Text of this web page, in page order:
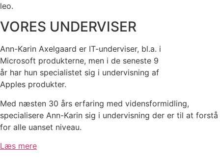
leo.
VORES UNDERVISER
Ann-Karin Axelgaard er IT-underviser, bl.a. i
Microsoft produkterne, men i de seneste 9
år har hun specialistet sig i undervisning af
Apples produkter.
Med næsten 30 års erfaring med vidensformidling,
specialisere Ann-Karin sig i undervisning der er til at forstå
for alle uanset niveau.
Læs mere